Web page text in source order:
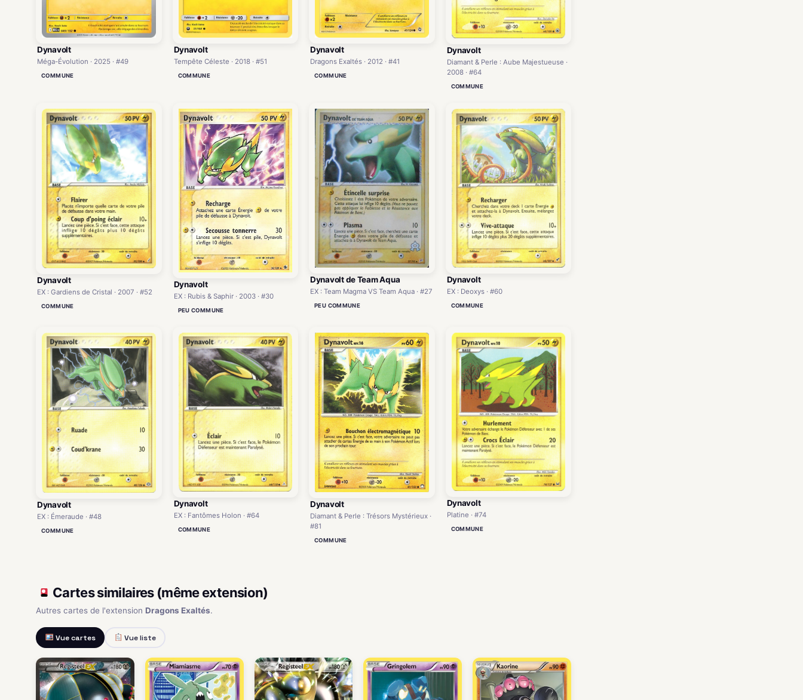
Dynavolt
Méga-Évolution · 2025 · #49
COMMUNE
Dynavolt
Tempête Céleste · 2018 · #51
COMMUNE
Dynavolt
Dragons Exaltés · 2012 · #41
COMMUNE
Dynavolt
Diamant & Perle : Aube Majestueuse ·
2008 · #64
COMMUNE
Dynavolt
EX : Gardiens de Cristal · 2007 · #52
COMMUNE
Dynavolt
EX : Rubis & Saphir · 2003 · #30
PEU COMMUNE
Dynavolt de Team Aqua
EX : Team Magma VS Team Aqua · #27
PEU COMMUNE
Dynavolt
EX : Deoxys · #60
COMMUNE
Dynavolt
EX : Émeraude · #48
COMMUNE
Dynavolt
EX : Fantômes Holon · #64
COMMUNE
Dynavolt
Diamant & Perle : Trésors Mystérieux ·
#81
COMMUNE
Dynavolt
Platine · #74
COMMUNE
Cartes similaires (même extension)
Autres cartes de l'extension Dragons Exaltés.
Vue cartes Vue liste